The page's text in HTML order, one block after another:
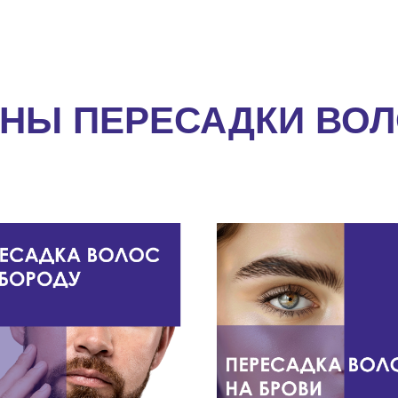
ПЕРЕСАДКИ